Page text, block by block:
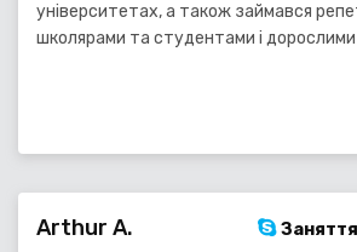
університетах, а також займався
школярами та студентами і дорослими
Arthur A.